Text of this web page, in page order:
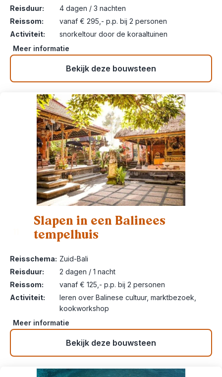
Reisduur:
4 dagen / 3 nachten
Reissom:
vanaf € 295,- p.p. bij 2 personen
Activiteit:
snorkeltour door de koraaltuinen
Meer informatie
Bekijk deze bouwsteen
Slapen in een Balinees
tempelhuis
Reisschema: Zuid-Bali
Reisduur:
2 dagen / 1 nacht
Reissom:
vanaf € 125,- p.p. bij 2 personen
Activiteit:
leren over Balinese cultuur, marktbezoek,
kookworkshop
Meer informatie
Bekijk deze bouwsteen